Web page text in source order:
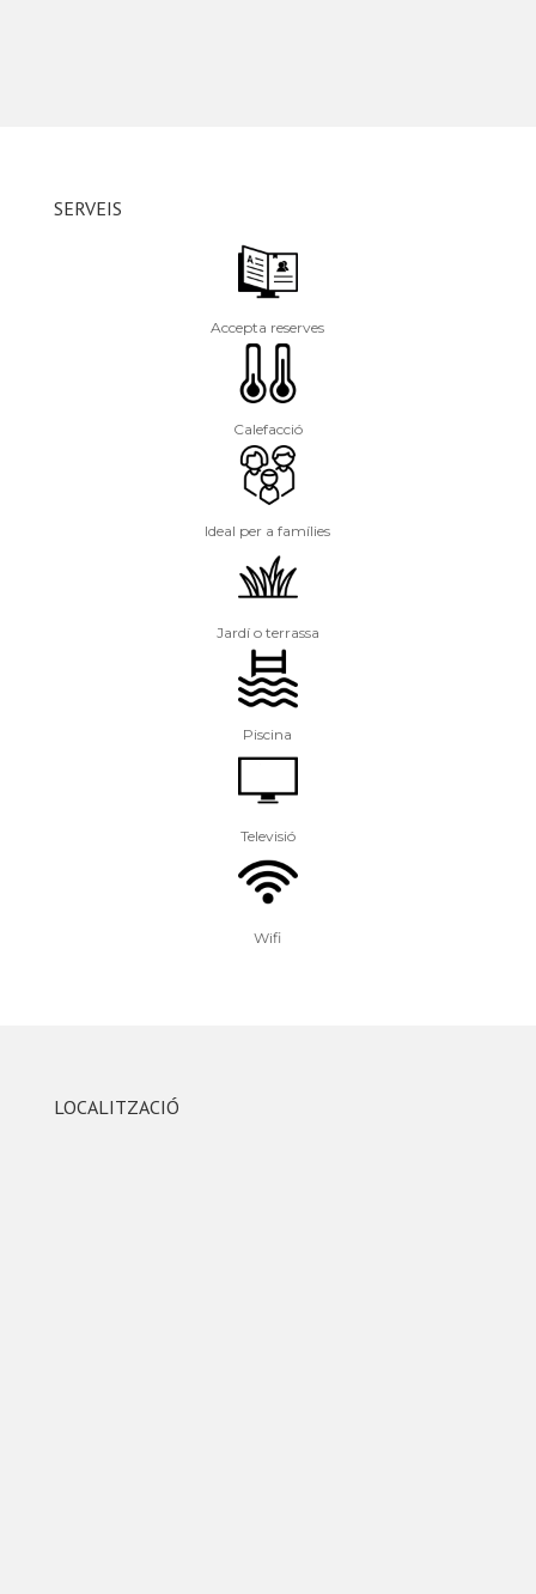
SERVEIS
Accepta reserves
Calefacció
Ideal per a famílies
Jardí o terrassa
Piscina
Televisió
Wifi
LOCALITZACIÓ